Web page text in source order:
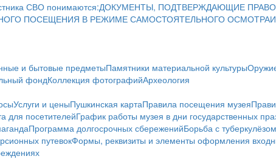
СВО понимаются:ДОКУМЕНТЫ, ПОДТВЕРЖДАЮЩИЕ
ПОСЕЩЕНИЯ В РЕЖИМЕ САМОСТОЯТЕЛЬНОГО ОСМОТРА
и бытовые предметыПамятники материальной культуры
фондКоллекция фотографийАрхеология
Услуги и ценыПушкинская картаПравила посещения музея
для посетителейГрафик работы музея в дни государственных
Программа долгосрочных сбереженийБорьба с туберкулёзом
путевокФормы, реквизиты и элементы оформления